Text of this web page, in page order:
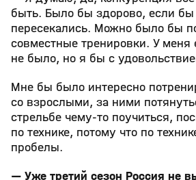
быть. Было бы здорово, если
пересекались. Можно было бы
совместные тренировки. У меня
не было, но я бы с
Мне бы было интересно
со взрослыми, за ними
стрельбе чему-то поучиться,
по технике, потому что по
пробелы.
— Уже третий сезон Россия не